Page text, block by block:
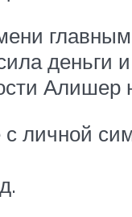
деньги
Алишер
личной